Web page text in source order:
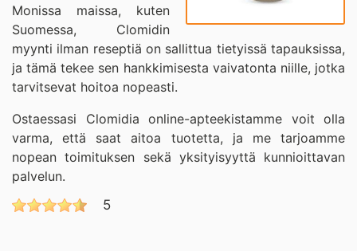
Monissa maissa, kuten
Suomessa, Clomidin
myynti ilman reseptiä on sallittua tietyissä tapauksissa,
ja tämä tekee sen hankkimisesta vaivatonta niille, jotka
tarvitsevat hoitoa nopeasti.
Ostaessasi Clomidia online-apteekistamme voit olla
varma, että saat aitoa tuotetta, ja me tarjoamme
nopean toimituksen sekä yksityisyyttä kunnioittavan
palvelun.
5